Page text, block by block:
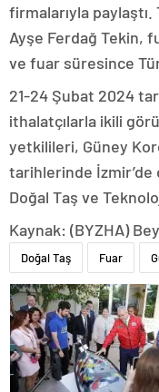
firmalarıyla
Ayşe Ferdağ Tekin,
ve fuar süresince
21-24 Şubat 2024
ithalatçılarla ikili
yetkilileri, Güney
tarihlerinde İzmir’de
Doğal Taş ve
Kaynak: (BYZHA)
Doğal Taş Fuar